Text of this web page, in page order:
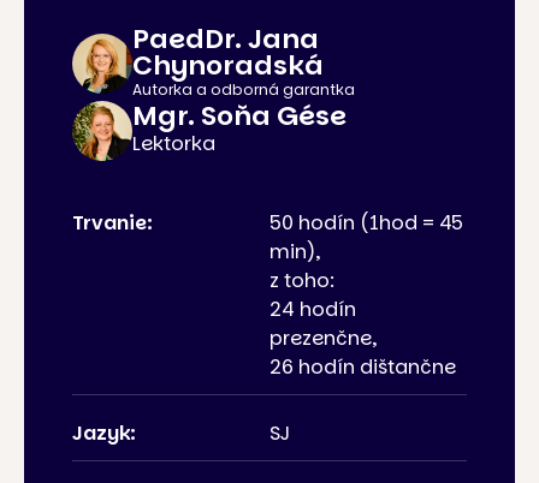
PaedDr. Jana
Chynoradská
Autorka a odborná garantka
Mgr. Soňa Gése
Lektorka
Trvanie:
50 hodín (1hod = 45
min),
z toho:
24 hodín
prezenčne,
26 hodín dištančne
Jazyk: SJ